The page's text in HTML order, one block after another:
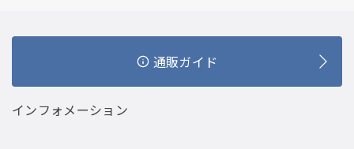
通販ガイド
インフォメーション